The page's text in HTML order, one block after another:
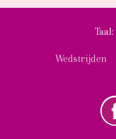
Taal:
Wedstrijden